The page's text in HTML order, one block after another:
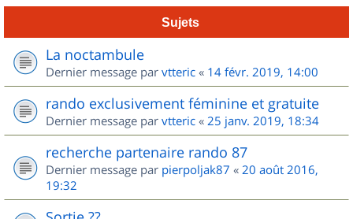
Sujets
La noctambule
Dernier message par vtteric « 14 févr. 2019, 14:00
rando exclusivement féminine et gratuite
Dernier message par vtteric « 25 janv. 2019, 18:34
recherche partenaire rando 87
Dernier message par pierpoljak87 « 20 août 2016,
19:32